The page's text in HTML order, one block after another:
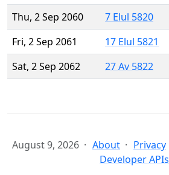
Thu, 2 Sep 2060
7 Elul 5820
Fri, 2 Sep 2061
17 Elul 5821
Sat, 2 Sep 2062
27 Av 5822
August 9, 2026 About Privacy
Developer APIs